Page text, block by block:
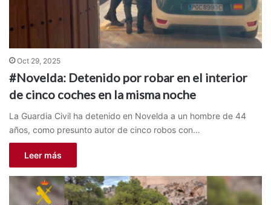
Oct 29, 2025
#Novelda: Detenido por robar en el interior
de cinco coches en la misma noche
La Guardia Civil ha detenido en Novelda a un hombre de 44
años, como presunto autor de cinco robos con…
Leer más